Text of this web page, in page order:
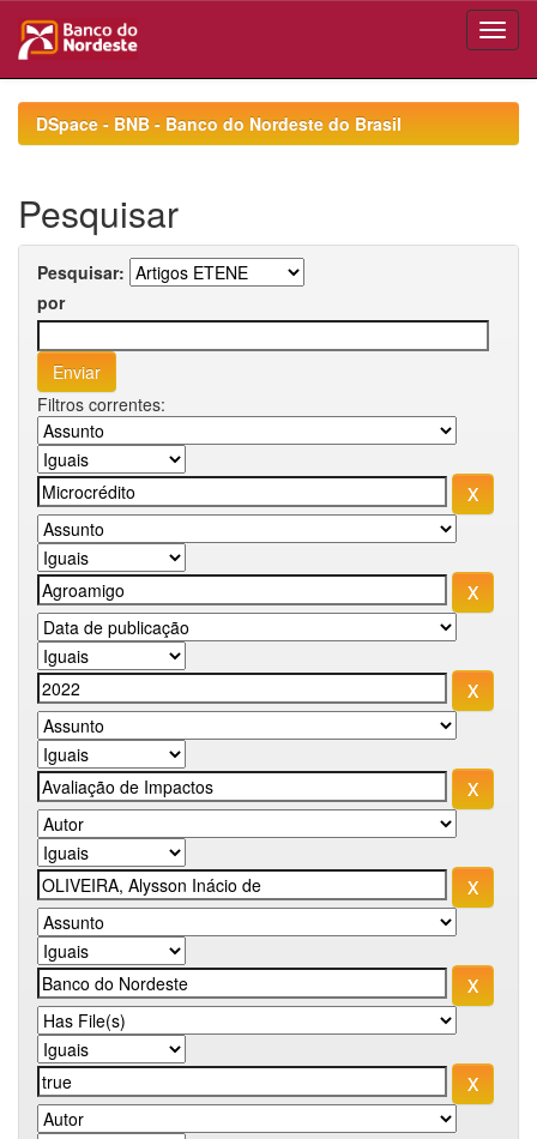
navigationDSpace - BNB - Banco do Nordeste do Brasil
Pesquisar
Pesquisar:
por
Filtros correntes: